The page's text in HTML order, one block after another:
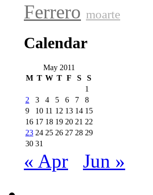
Ferrero moarte
Calendar
May 2011
M T W T F S
S
1
2
3 4 5 6 7
8
9
10 11 12 13 14 15
16 17 18 19 20 21 22
23 24 25 26 27 28 29
30 31
« Apr Jun »